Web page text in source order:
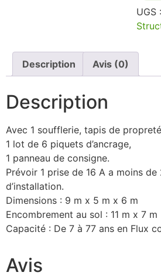
UGS :
Description Avis (0)
Description
Avec 1 soufflerie, tapis de
1 lot de 6 piquets d’ancrage,
1 panneau de consigne.
Prévoir 1 prise de 16 A a moins de
d’installation.
Dimensions : 9 m x 5 m x 6 m
Encombrement au sol : 11 m x 7 m
Capacité : De 7 à 77 ans en Flux
Avis